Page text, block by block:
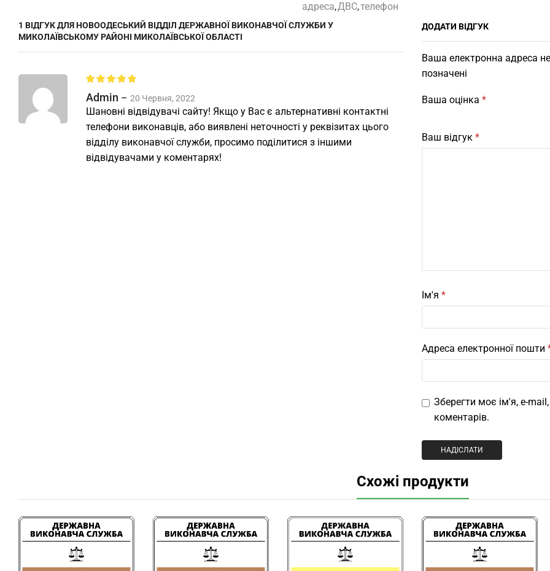
адреса,ДВС,телефон
1 ВІДГУК ДЛЯНОВООДЕСЬКИЙ ВІДДІЛ ДЕРЖАВНОЇ ВИКОНАВЧОЇ СЛУЖБИ У
МИКОЛАЇВСЬКОМУ РАЙОНІ МИКОЛАЇВСЬКОЇ ОБЛАСТІ
Admin – 20 Червня, 2022
Шановні відвідувачі сайту! Якщо у Вас є альтернативні контактні
телефони виконавців, або виявлені неточності у реквізитах цього
відділу виконавчої служби, просимо поділитися з іншими
відвідувачами у коментарях!
ДОДАТИ ВІДГУК
Ваша електронна адреса
позначені
Ваша оцінка *
Ваш відгук *
Ім'я *
Адреса електронної пошти
Зберегти моє ім'я, e-
коментарів.
Схожі продукти